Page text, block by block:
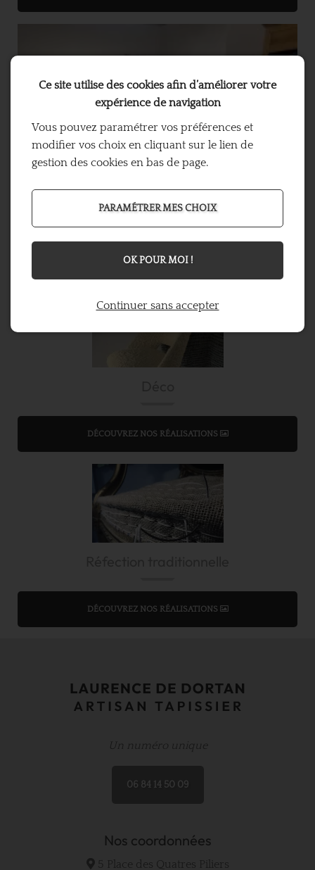
Rideaux
DÉCOUVREZ NOS RÉALISATIONS
DÉCOUVREZ NOS RÉALISATIONS
DÉCOUVREZ NOS RÉALISATIONS
Un numéro unique
06 84 14 50 09
Nos coordonnées
5 Place des Quatres Piliers
Ce site utilise des cookies afin d’améliorer votre
expérience de navigation
Vous pouvez paramétrer vos préférences et
modifier vos choix en cliquant sur le lien de
gestion des cookies en bas de page.
PARAMÉTRER MES CHOIX
OK POUR MOI !
Continuer sans accepter